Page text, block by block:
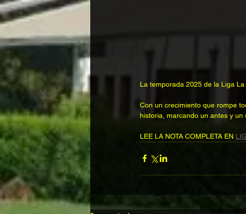
La temporada 2025 de la Liga
Con un crecimiento que rompe
historia, marcando un antes y
LEE LA NOTA COMPLETA EN